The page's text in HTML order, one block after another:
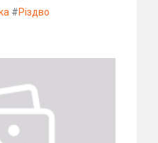
#Різдво